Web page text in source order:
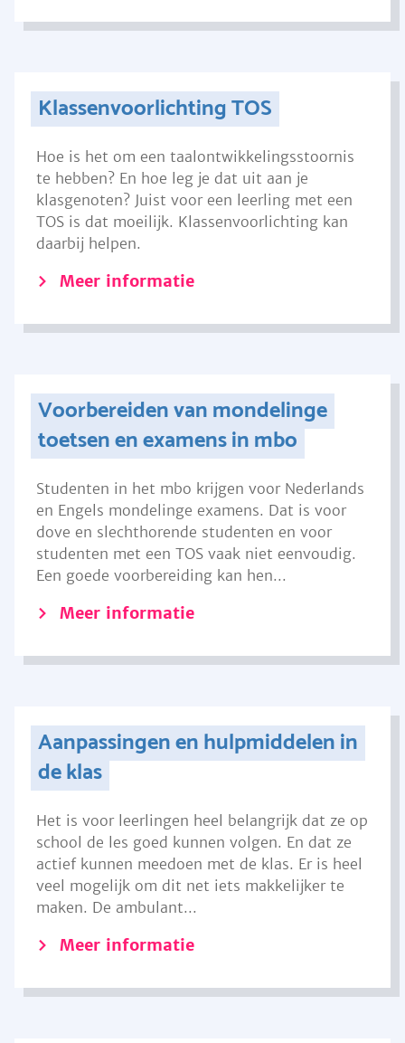
Klassenvoorlichting TOS
Hoe is het om een taalontwikkelingsstoornis
te hebben? En hoe leg je dat uit aan je
klasgenoten? Juist voor een leerling met een
TOS is dat moeilijk. Klassenvoorlichting kan
daarbij helpen.
Meer informatie
Voorbereiden van mondelinge
toetsen en examens in mbo
Studenten in het mbo krijgen voor Nederlands
en Engels mondelinge examens. Dat is voor
dove en slechthorende studenten en voor
studenten met een TOS vaak niet eenvoudig.
Een goede voorbereiding kan hen...
Meer informatie
Aanpassingen en hulpmiddelen in
de klas
Het is voor leerlingen heel belangrijk dat ze op
school de les goed kunnen volgen. En dat ze
actief kunnen meedoen met de klas. Er is heel
veel mogelijk om dit net iets makkelijker te
maken. De ambulant...
Meer informatie